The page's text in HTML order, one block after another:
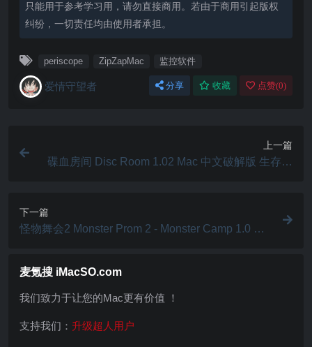
只能用于参考学习用，请勿直接商用。若由于商用引起版权
纠纷，一切责任均由使用者承担。
periscope ZipZapMac 监控软件
爱情守望者 分享 收藏 点赞(0)
上一篇
碟血房间 Disc Room 1.02 Mac 中文破解版 生存冒
下一篇
怪物舞会2 Monster Prom 2 - Monster Camp 1.0 Ma
麦氪搜 iMacSO.com
我们致力于让您的Mac更有价值 ！
支持我们： 升级超人用户